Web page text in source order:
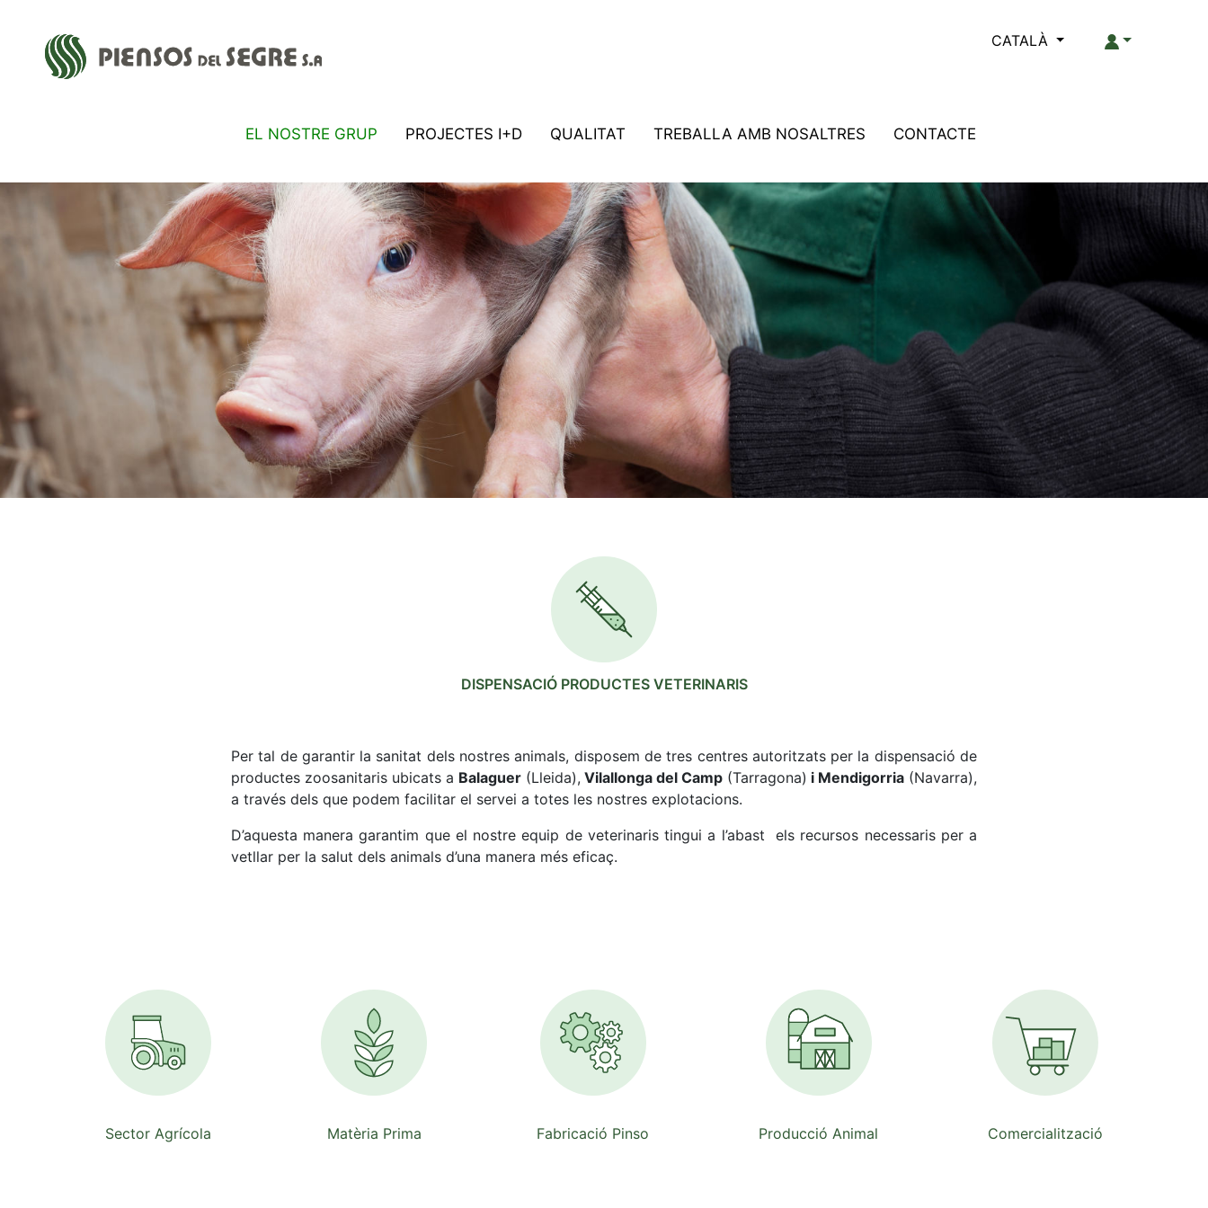
CATALÀ
EL NOSTRE GRUP PROJECTES I+D QUALITAT TREBALLA AMB NOSALTRES CONTACTE
DISPENSACIÓ PRODUCTES VETERINARIS
Per tal de garantir la sanitat dels nostres animals, disposem de tres centres autoritzats per la dispensació de
productes zoosanitaris ubicats a Balaguer (Lleida), Vilallonga del Camp (Tarragona) i Mendigorria (Navarra),
a través dels que podem facilitar el servei a totes les nostres explotacions.
D’aquesta manera garantim que el nostre equip de veterinaris tingui a l’abast els recursos necessaris per a
vetllar per la salut dels animals d’una manera més eficaç.
Sector Agrícola Matèria Prima Fabricació Pinso Producció Animal Comercialització